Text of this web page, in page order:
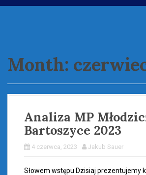
Month:
Analiza MP
Bartoszyce 2023
4 czerwca, 2023 Jakub Sauer
Słowem wstępu Dzisiaj prezentujemy